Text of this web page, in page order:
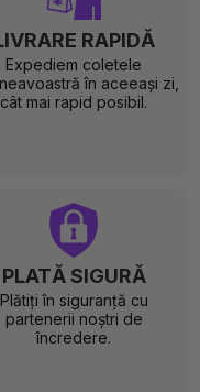
RAPIDĂ
Expediem coletele
în aceeași zi,
cât mai rapid posibil.
PLATĂ SIGURĂ
Plătiți în siguranță cu
partenerii noștri de
încredere.